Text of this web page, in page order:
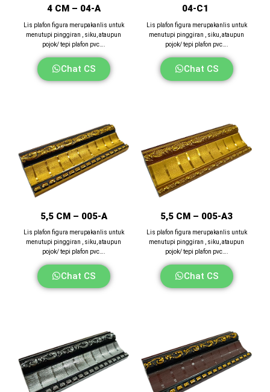
4 CM – 04-A
Lis plafon figura merupakanlis untuk
menutupi pinggiran , siku, ataupun
pojok/ tepi plafon pvc….
Chat CS
04-C1
Lis plafon figura merupakanlis untuk
menutupi pinggiran , siku, ataupun
pojok/ tepi plafon pvc….
Chat CS
5,5 CM – 005-A
Lis plafon figura merupakanlis untuk
menutupi pinggiran , siku, ataupun
pojok/ tepi plafon pvc….
Chat CS
5,5 CM – 005-A3
Lis plafon figura merupakanlis untuk
menutupi pinggiran , siku, ataupun
pojok/ tepi plafon pvc….
Chat CS